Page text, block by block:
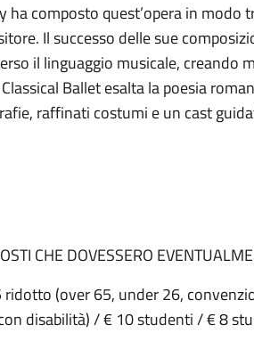
ha composto quest’opera in modo
Il successo delle sue
il linguaggio musicale, creando
Ballet esalta la poesia
raffinati costumi e un cast
CHE DOVESSERO
(over 65, under 26,
disabilità) / € 10 studenti / € 8